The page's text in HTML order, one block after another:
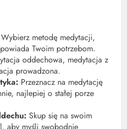
Wybierz metodę medytacji,
Twoim potrzebom.
oddechowa, medytacja z
prowadzona.
Przeznacz na medytację
najlepiej o stałej porze
Skup się na swoim
aby myśli swobodnie